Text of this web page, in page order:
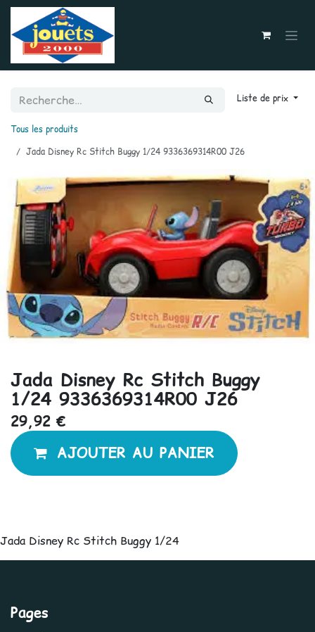
Se rendre au contenu
Liste de prix
Tous les produits
Jada Disney Rc Stitch Buggy 1/24 9336369314R00 J26
Jada Disney Rc Stitch Buggy
1/24 9336369314R00 J26
29,92 €
AJOUTER AU PANIER
Jada Disney Rc Stitch Buggy 1/24
Pages